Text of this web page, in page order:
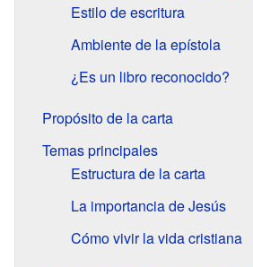
Estilo de escritura
Ambiente de la epístola
¿Es un libro reconocido?
Propósito de la carta
Temas principales
Estructura de la carta
La importancia de Jesús
Cómo vivir la vida cristiana